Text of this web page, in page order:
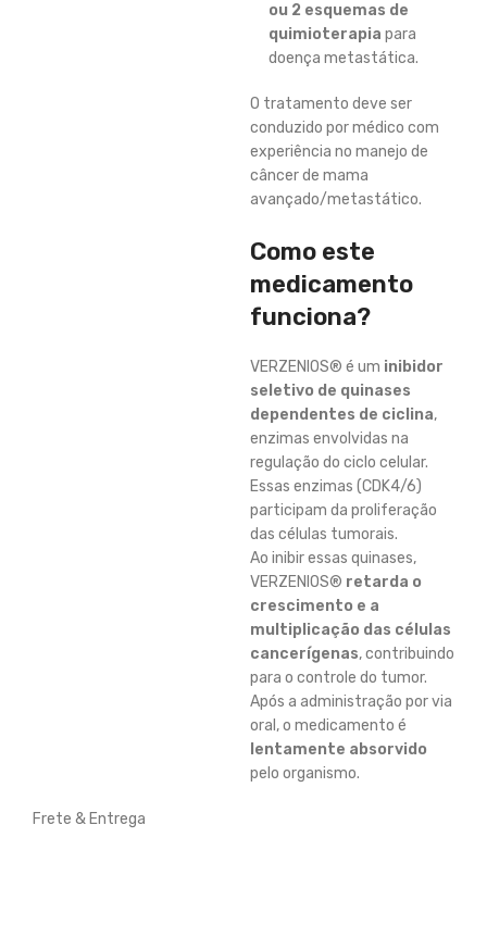
ou 2 esquemas de
quimioterapia para
doença metastática.
O tratamento deve ser
conduzido por médico com
experiência no manejo de
câncer de mama
avançado/metastático.
Como este
medicamento
funciona?
VERZENIOS® é um inibidor
seletivo de quinases
dependentes de ciclina,
enzimas envolvidas na
regulação do ciclo celular.
Essas enzimas (CDK4/6)
participam da proliferação
das células tumorais.
Ao inibir essas quinases,
VERZENIOS® retarda o
crescimento e a
multiplicação das células
cancerígenas, contribuindo
para o controle do tumor.
Após a administração por via
oral, o medicamento é
lentamente absorvido
pelo organismo.
Frete & Entrega